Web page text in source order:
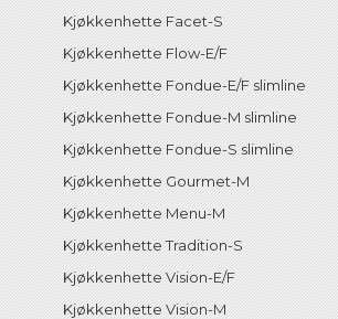
Kjøkkenhette Facet-S
Kjøkkenhette Flow-E/F
Kjøkkenhette Fondue-E/F slimline
Kjøkkenhette Fondue-M slimline
Kjøkkenhette Fondue-S slimline
Kjøkkenhette Gourmet-M
Kjøkkenhette Menu-M
Kjøkkenhette Tradition-S
Kjøkkenhette Vision-E/F
Kjøkkenhette Vision-M